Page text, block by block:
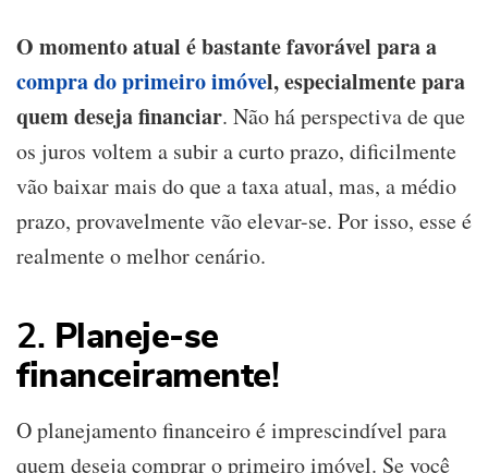
O momento atual é bastante favorável para a
compra do primeiro imóvel, especialmente para
quem deseja financiar. Não há perspectiva de que
os juros voltem a subir a curto prazo, dificilmente
vão baixar mais do que a taxa atual, mas, a médio
prazo, provavelmente vão elevar-se. Por isso, esse é
realmente o melhor cenário.
2. Planeje-se
financeiramente!
O planejamento financeiro é imprescindível para
quem deseja comprar o primeiro imóvel. Se você